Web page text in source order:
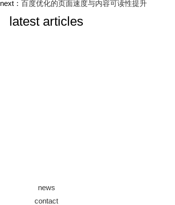
next： 百度优化的页面速度与内容可读性提升
latest articles
news
contact